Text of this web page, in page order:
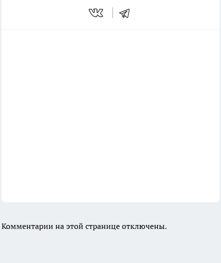
Комментарии на этой странице отключены.